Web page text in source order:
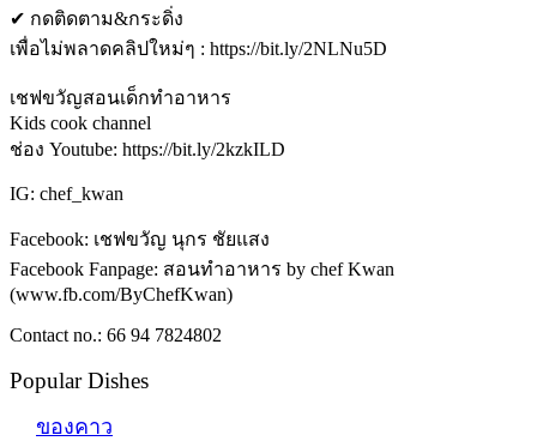
✔ กดติดตาม&กระดิ่ง
เพื่อไม่พลาดคลิปใหม่ๆ : https://bit.ly/2NLNu5D
เชฟขวัญสอนเด็กทำอาหาร
Kids cook channel
ช่อง Youtube: https://bit.ly/2kzkILD
IG: chef_kwan
Facebook: เชฟขวัญ นุกร ชัยแสง
Facebook Fanpage: สอนทำอาหาร by chef Kwan
(www.fb.com/ByChefKwan)
Contact no.: 66 94 7824802
Popular Dishes
ของคาว